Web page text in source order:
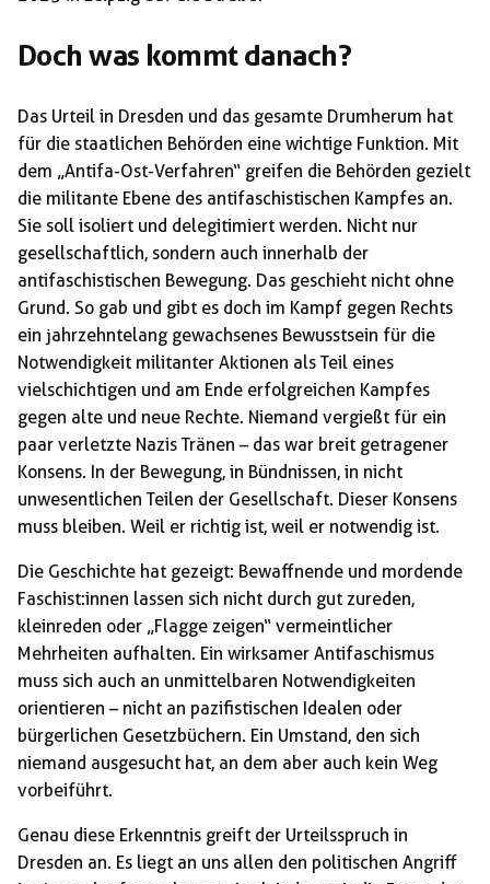
Doch was kommt danach?
Das Urteil in Dresden und das gesamte Drumherum hat
für die staatlichen Behörden eine wichtige Funktion. Mit
dem „Antifa-Ost-Verfahren“ greifen die Behörden gezielt
die militante Ebene des antifaschistischen Kampfes an.
Sie soll isoliert und delegitimiert werden. Nicht nur
gesellschaftlich, sondern auch innerhalb der
antifaschistischen Bewegung. Das geschieht nicht ohne
Grund. So gab und gibt es doch im Kampf gegen Rechts
ein jahrzehntelang gewachsenes Bewusstsein für die
Notwendigkeit militanter Aktionen als Teil eines
vielschichtigen und am Ende erfolgreichen Kampfes
gegen alte und neue Rechte. Niemand vergießt für ein
paar verletzte Nazis Tränen – das war breit getragener
Konsens. In der Bewegung, in Bündnissen, in nicht
unwesentlichen Teilen der Gesellschaft. Dieser Konsens
muss bleiben. Weil er richtig ist, weil er notwendig ist.
Die Geschichte hat gezeigt: Bewaffnende und mordende
Faschist:innen lassen sich nicht durch gut zureden,
kleinreden oder „Flagge zeigen“ vermeintlicher
Mehrheiten aufhalten. Ein wirksamer Antifaschismus
muss sich auch an unmittelbaren Notwendigkeiten
orientieren – nicht an pazifistischen Idealen oder
bürgerlichen Gesetzbüchern. Ein Umstand, den sich
niemand ausgesucht hat, an dem aber auch kein Weg
vorbeiführt.
Genau diese Erkenntnis greift der Urteilsspruch in
Dresden an. Es liegt an uns allen den politischen Angriff